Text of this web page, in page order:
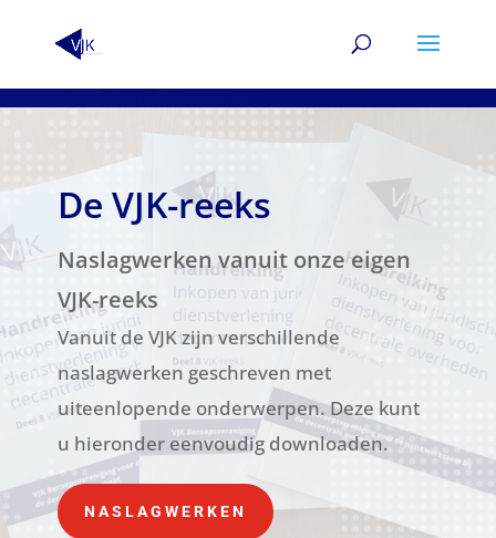
De VJK-reeks
Naslagwerken vanuit onze eigen
VJK-reeks
Vanuit de VJK zijn verschillende
naslagwerken geschreven met
uiteenlopende onderwerpen. Deze kunt
u hieronder eenvoudig downloaden.
NASLAGWERKEN